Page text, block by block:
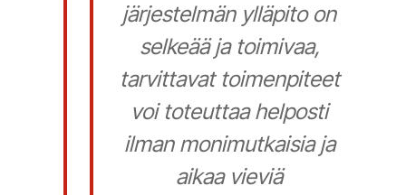
järjestelmän ylläpito on
selkeää ja toimivaa,
tarvittavat toimenpiteet
voi toteuttaa helposti
ilman monimutkaisia ja
aikaa vieviä